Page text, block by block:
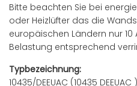
Bitte beachten Sie bei
oder Heizlüfter das die
europäischen Ländern nur
Belastung entsprechend
Typbezeichnung:
10435/DEEUAC (10435 DEEUAC )